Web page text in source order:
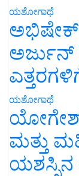
ಯಶೋಗಾಥೆ
ಅಭಿಷೇಕ್
ಅರ್ಜುನ್
ಯಶೋಗಾಥೆ
ಯೋಗೇಶ್
ಮತ್ತು
ಯಶಸ್ಸಿನ